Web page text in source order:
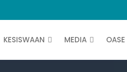
KESISWAAN MEDIA OASE